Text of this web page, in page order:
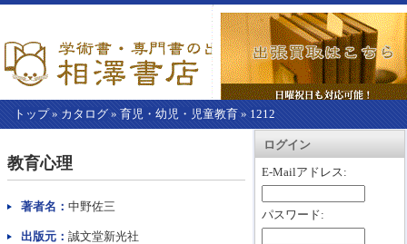
トップ» カタログ » 育児・幼児・児童教育 » 1212
カートを見る
ログイン
E-Mailアドレス:
パスワード:
こ
か
本
教育心理
著者名： 中野佐三
出版元： 誠文堂新光社